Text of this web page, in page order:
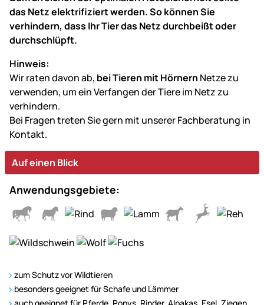
das Netz elektrifiziert werden. So können Sie
verhindern, dass Ihr Tier das Netz durchbeißt oder
durchschlüpft.
Hinweis:
Wir raten davon ab, bei Tieren mit Hörnern Netze zu
verwenden, um ein Verfangen der Tiere im Netz zu
verhindern.
Bei Fragen treten Sie gern mit unserer Fachberatung in
Kontakt.
Auf einen Blick
Anwendungsgebiete:
zum Schutz vor Wildtieren
besonders geeignet für Schafe und Lämmer